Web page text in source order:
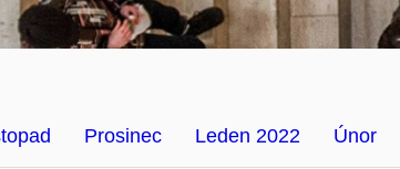
Prosinec Leden 2022 Únor